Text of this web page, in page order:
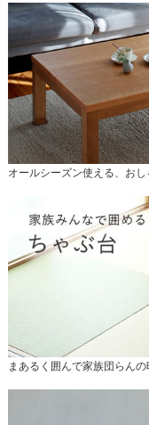
オールシーズン使える、おし
まあるく囲んで家族団らん